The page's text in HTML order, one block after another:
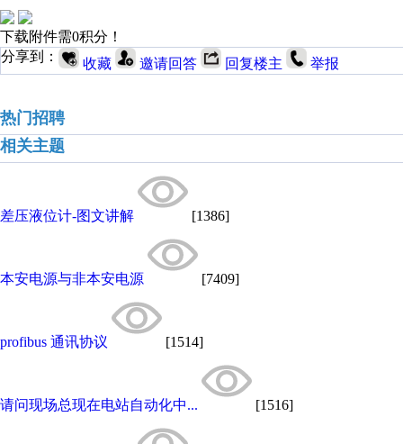
下载附件需0积分！
分享到：
收藏 邀请回答 回复楼主 举报
热门招聘
相关主题
差压液位计-图文讲解 [1386]
本安电源与非本安电源 [7409]
profibus 通讯协议 [1514]
请问现场总现在电站自动化中... [1516]